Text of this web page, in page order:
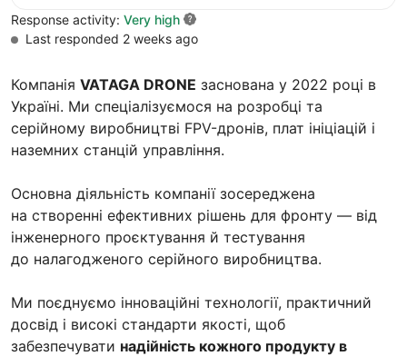
Компанія VATAGA DRONE заснована у 2022 році в
Україні. Ми спеціалізуємося на розробці та
серійному виробництві FPV-дронів, плат ініціацій і
наземних станцій управління.
Основна діяльність компанії зосереджена
на створенні ефективних рішень для фронту — від
інженерного проєктування й тестування
до налагодженого серійного виробництва.
Ми поєднуємо інноваційні технології, практичний
досвід і високі стандарти якості, щоб
забезпечувати надійність кожного продукту в
Response activity: Very high
Last responded 2 weeks ago